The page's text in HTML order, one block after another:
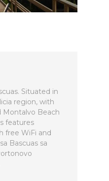
Situated in
region, with
Montalvo Beach
features
free WiFi and
Bascuas sa